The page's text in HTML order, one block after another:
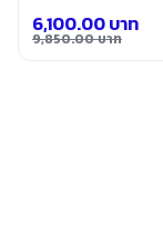
9,850.00บาท
6,100.00บาท